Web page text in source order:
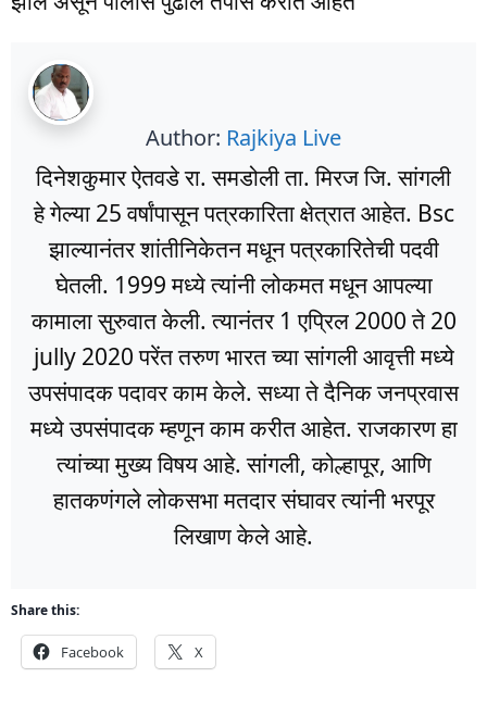
Author: Rajkiya Live
दिनेशकुमार ऐतवडे रा. समडोली ता. मिरज जि. सांगली
हे गेल्या 25 वर्षांपासून पत्रकारिता क्षेत्रात आहेत. Bsc
झाल्यानंतर शांतीनिकेतन मधून पत्रकारितेची पदवी
घेतली. 1999 मध्ये त्यांनी लोकमत मधून आपल्या
कामाला सुरुवात केली. त्यानंतर 1 एप्रिल 2000 ते 20
jully 2020 परेंत तरुण भारत च्या सांगली आवृत्ती मध्ये
उपसंपादक पदावर काम केले. सध्या ते दैनिक जनप्रवास
मध्ये उपसंपादक म्हणून काम करीत आहेत. राजकारण हा
त्यांच्या मुख्य विषय आहे. सांगली, कोल्हापूर, आणि
हातकणंगले लोकसभा मतदार संघावर त्यांनी भरपूर
लिखाण केले आहे.
Share this:
Facebook X